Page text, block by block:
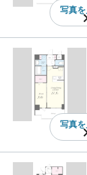
写真を
写真を